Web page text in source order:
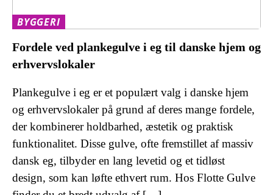
BYGGERI
Fordele ved plankegulve i eg til danske hjem og
erhvervslokaler
Plankegulve i eg er et populært valg i danske hjem
og erhvervslokaler på grund af deres mange fordele,
der kombinerer holdbarhed, æstetik og praktisk
funktionalitet. Disse gulve, ofte fremstillet af massiv
dansk eg, tilbyder en lang levetid og et tidløst
design, som kan løfte ethvert rum. Hos Flotte Gulve